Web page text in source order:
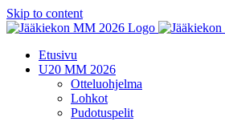
Skip to content
Etusivu
U20 MM 2026
Otteluohjelma
Lohkot
Pudotuspelit